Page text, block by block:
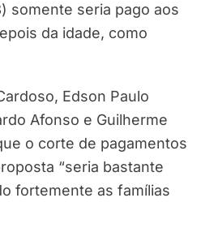
somente seria pago aos
da idade, como
Edson Paulo
Afonso e Guilherme
o corte de pagamentos
“seria bastante
fortemente as famílias